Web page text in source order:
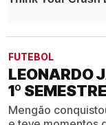
FUTEBOL
LEONARDO
1º
Mengão